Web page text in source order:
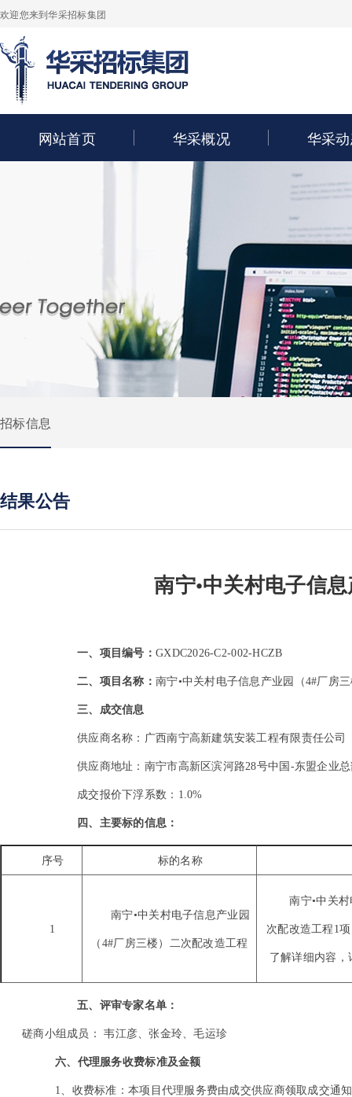
欢迎您来到华采招标集团
网站首页 华采概况 华采
招标信息
结果公告
南宁•中关村电子信
一、项目编号： GXDC2026-C2-002-HCZB
二、项目名称： 南宁•中关村电子信息产业园（4#厂房
三、成交信息
供应商名称：广西南宁高新建筑安装工程有限责任公司
供应商地址：南宁市高新区滨河路28号中国-东盟企业
成交报价下浮系数：1.0%
四、主要标的信息：
序号 标的名称
1
南宁•中关村电子信息产业园
（4#厂房三楼）二次配改造工程
南宁•中关
次配改造工程1
了解详细内容
五、评审专家名单：
磋商小组成员： 韦江彦、张金玲、毛运珍
六、代理服务收费标准及金额
1、收费标准：本项目代理服务费由成交供应商领取成交通